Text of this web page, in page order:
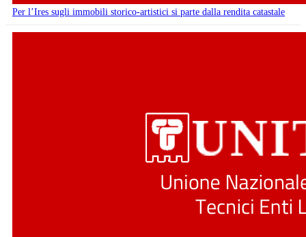
Per l’Ires sugli immobili storico-artistici si parte dalla rendita catastale